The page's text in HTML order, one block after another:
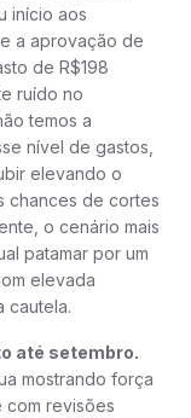
início aos
a aprovação de
de R$198
ruído no
temos a
nível de gastos,
elevando o
chances de cortes
o cenário mais
patamar por um
elevada
cautela.
até setembro.
mostrando força
com revisões